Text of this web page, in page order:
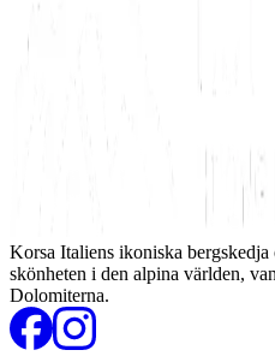
Korsa Italiens ikoniska bergskedja
skönheten i den alpina världen,
Dolomiterna.